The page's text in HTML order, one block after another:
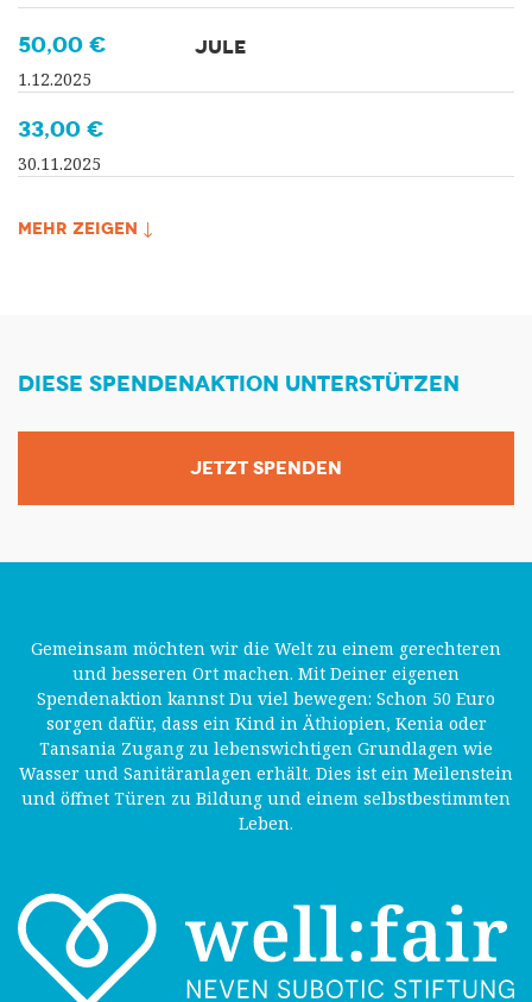
50,00 €
1.12.2025
JULE
33,00 €
30.11.2025
MEHR ZEIGEN ↓
DIESE SPENDENAKTION UNTERSTÜTZEN
JETZT SPENDEN
Gemeinsam möchten wir die Welt zu einem gerechteren
und besseren Ort machen. Mit Deiner eigenen
Spendenaktion kannst Du viel bewegen: Schon 50 Euro
sorgen dafür, dass ein Kind in Äthiopien, Kenia oder
Tansania Zugang zu lebenswichtigen Grundlagen wie
Wasser und Sanitäranlagen erhält. Dies ist ein Meilenstein
und öffnet Türen zu Bildung und einem selbstbestimmten
Leben.